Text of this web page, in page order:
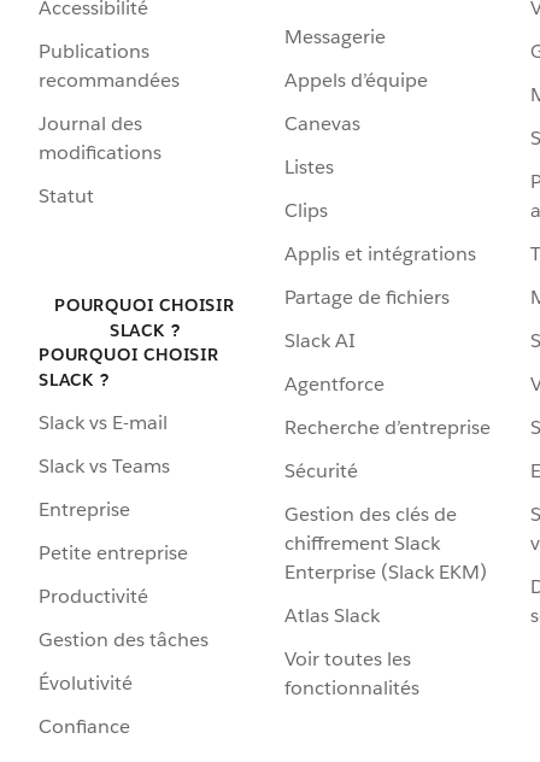
Accessibilité
Publications
recommandées
Journal des
modifications
Statut
POURQUOI CHOISIR
SLACK ?
POURQUOI CHOISIR
SLACK ?
Slack vs E-mail
Slack vs Teams
Entreprise
Petite entreprise
Productivité
Gestion des tâches
Évolutivité
Confiance
Messagerie
Appels d’équipe
Canevas
Listes
Clips
Applis et intégrations
Partage de fichiers
Slack AI
Agentforce
Recherche d’entreprise
Sécurité
Gestion des clés de
chiffrement Slack
Enterprise (Slack EKM)
Atlas Slack
Voir toutes les
fonctionnalités